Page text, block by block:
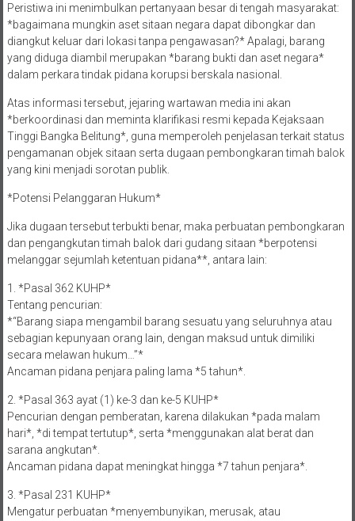
Peristiwa ini menimbulkan pertanyaan besar di tengah masyarakat:
*bagaimana mungkin aset sitaan negara dapat dibongkar dan
diangkut keluar dari lokasi tanpa pengawasan?* Apalagi, barang
yang diduga diambil merupakan *barang bukti dan aset negara*
dalam perkara tindak pidana korupsi berskala nasional.
Atas informasi tersebut, jejaring wartawan media ini akan
*berkoordinasi dan meminta klarifikasi resmi kepada Kejaksaan
Tinggi Bangka Belitung*, guna memperoleh penjelasan terkait status
pengamanan objek sitaan serta dugaan pembongkaran timah balok
yang kini menjadi sorotan publik.
*Potensi Pelanggaran Hukum*
Jika dugaan tersebut terbukti benar, maka perbuatan pembongkaran
dan pengangkutan timah balok dari gudang sitaan *berpotensi
melanggar sejumlah ketentuan pidana**, antara lain:
1. *Pasal 362 KUHP*
Tentang pencurian:
*“Barang siapa mengambil barang sesuatu yang seluruhnya atau
sebagian kepunyaan orang lain, dengan maksud untuk dimiliki
secara melawan hukum…”*
Ancaman pidana penjara paling lama *5 tahun*.
2. *Pasal 363 ayat (1) ke-3 dan ke-5 KUHP*
Pencurian dengan pemberatan, karena dilakukan *pada malam
hari*, *di tempat tertutup*, serta *menggunakan alat berat dan
sarana angkutan*.
Ancaman pidana dapat meningkat hingga *7 tahun penjara*.
3. *Pasal 231 KUHP*
Mengatur perbuatan *menyembunyikan, merusak, atau